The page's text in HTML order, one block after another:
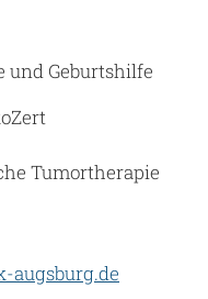
und Geburtshilfe
Tumortherapie
augsburg.de